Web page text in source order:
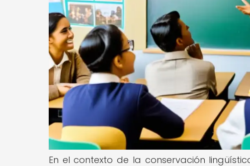
En el contexto de la conservación